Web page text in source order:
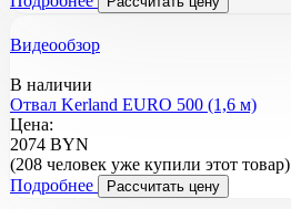
Видеообзор
В наличии
Отвал Kerland EURO 500 (1,6 м)
Цена:
2074 BYN
(208 человек уже купили этот товар)
Подробнее
Рассчитать цену